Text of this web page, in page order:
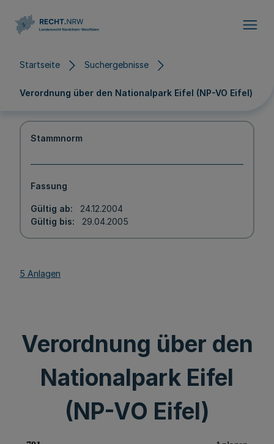
Startseite Suchergebnisse
Verordnung über den Nationalpark Eifel (NP-VO Eifel)
Stammnorm
Fassung
Gültig ab
24.12.2004
Gültig bis
29.04.2005
5 Anlagen
Verordnung über den
Nationalpark Eifel
(NP-VO Eifel)